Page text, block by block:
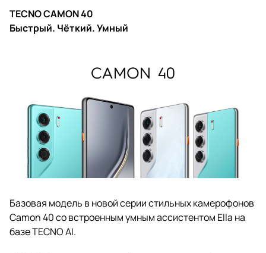
TECNO CAMON 40
Быстрый. Чёткий. Умный
Базовая модель в новой серии стильных камерофонов
Camon 40 со встроенным умным ассистентом Ella на
базе TECNO AI.